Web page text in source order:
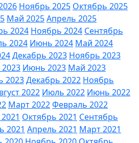
Ноябрь 2025 Октябрь 2025
Май 2025Апрель 2025
2024 Ноябрь 2024 Сентябрь
2024 Июнь 2024 Май 2024
Декабрь 2023 Ноябрь 2023
Июнь 2023 Май 2023
2023Декабрь 2022 Ноябрь
2022 Июль 2022 Июнь 2022
Март 2022Февраль 2022
Октябрь 2021 Сентябрь
2021 Апрель 2021 Март 2021